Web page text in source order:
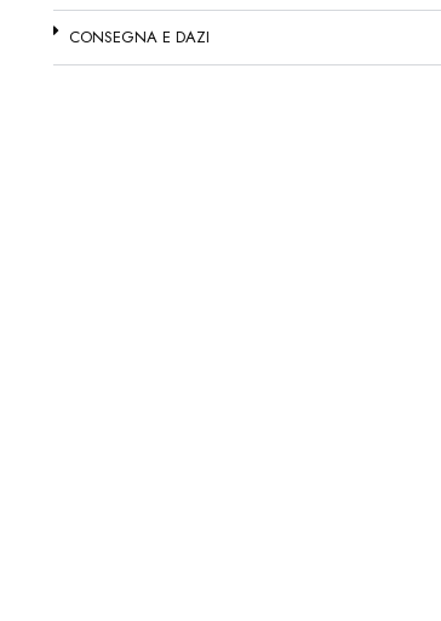
CONSEGNA E DAZI